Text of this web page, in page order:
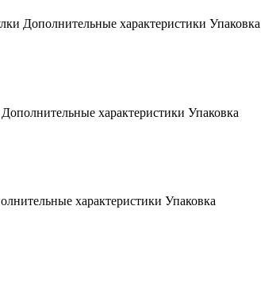
Дополнительные характеристики Упаковка
характеристики Упаковка
характеристики Упаковка